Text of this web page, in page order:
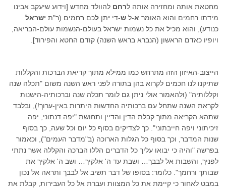
מחטאת אותה ומחזירה אותה לרחם להוולד מחדש [וידוע שיעקב אבינו
מידתו רחמים והוא האומר א-ל ש-די יתן לכם רחמים (ר"ת ישראל
כנודע), והוא מכיל את כל נשמות ישראל בעולם-הנשמות עולם-הבריאה,
ויופיו כאדם הראשון (הנברא בראש השנה) קודם החטא והפירוד].
הייצוב-האיזון הזה מתרחש כמו ממילא מתוך קריאת הברכות והקללות
שתיקנו לנו חכמים לקרוא בהן בתורה לפני ראש השנה משום "תכלה שנה
וקללותיה" (ולהאמור אולי ניתן גם לומר תכלה שנה וברכותיה-הישנות
לקראת השנה שתחל עם ברכותיה החדשות היתרות באין-ערוך!), ובלבד
שתהא הקריאה מתוך קבלת הדין והדיין ותחושת "יפה דנתוני, יפה
זיכיתוני ויפה חייבתוני". כך לצדיקים בסוף כל יום וכל שעה, כך בסוף
שנות המדבר, וכך בסוף כל הגלות הארוכה (ב"מדבר העמים"), וכאמור
בפרשה "והיה כי יבואו עליך כל הדברים הללו הברכה והקללה אשר נתתי
לפניך, והשבות אל לבבך… ושבת עד ה' אלקיך… ושב ה' אלקיך את
שבותך ורחמך". כלומר: בסופו של דבר תשיב אל לבבך ותראה אל נכון
במבט לאחור כי קיימת את כל המצוות ועברת אל כל העבירות, קבלת את